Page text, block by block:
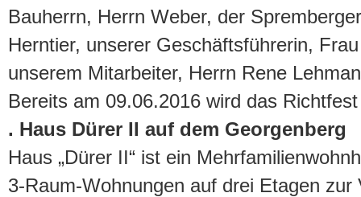
Bauherrn, Herrn Weber, der
Herntier, unserer Geschäftsführerin,
unserem Mitarbeiter, Herrn Rene
Bereits am 09.06.2016 wird das
. Haus Dürer II auf dem Georgenberg
Haus „Dürer II“ ist ein
3-Raum-Wohnungen auf drei Etagen zur